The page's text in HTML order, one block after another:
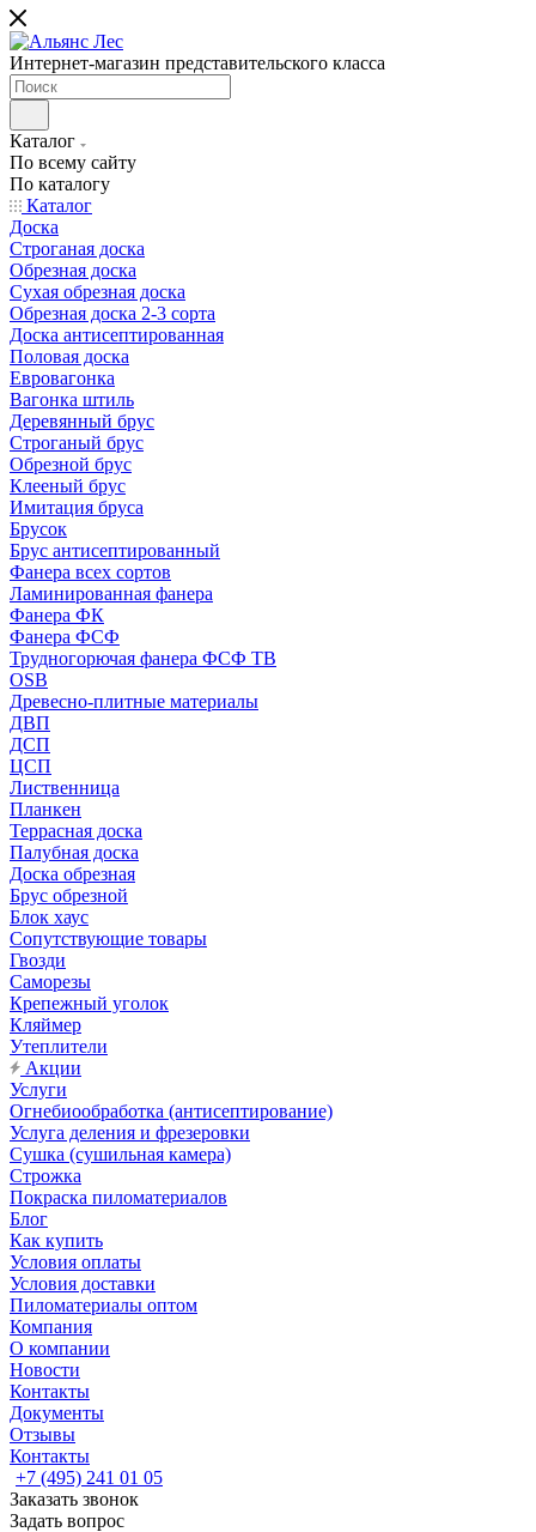
Интернет-магазин представительского класса
Каталог
По всему сайту
По каталогу
Каталог
Доска
Строганая доска
Обрезная доска
Сухая обрезная доска
Обрезная доска 2-3 сорта
Доска антисептированная
Половая доска
Евровагонка
Вагонка штиль
Деревянный брус
Строганый брус
Обрезной брус
Клееный брус
Имитация бруса
Брусок
Брус антисептированный
Фанера всех сортов
Ламинированная фанера
Фанера ФК
Фанера ФСФ
Трудногорючая фанера ФСФ ТВ
OSB
Древесно-плитные материалы
ДВП
ДСП
ЦСП
Лиственница
Планкен
Террасная доска
Палубная доска
Доска обрезная
Брус обрезной
Блок хаус
Сопутствующие товары
Гвозди
Саморезы
Крепежный уголок
Кляймер
Утеплители
Акции
Услуги
Огнебиообработка (антисептирование)
Услуга деления и фрезеровки
Сушка (сушильная камера)
Строжка
Покраска пиломатериалов
Блог
Как купить
Условия оплаты
Условия доставки
Пиломатериалы оптом
Компания
О компании
Новости
Контакты
Документы
Отзывы
Контакты
+7 (495) 241 01 05
Заказать звонок
Задать вопрос